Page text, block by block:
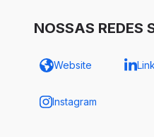
NOSSAS REDES
Website
Instagram